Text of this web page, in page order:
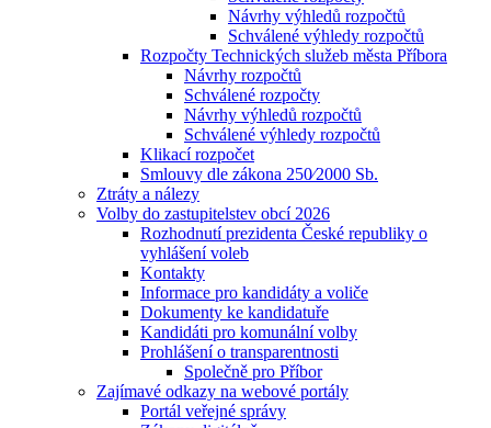
Návrhy výhledů rozpočtů
Schválené výhledy rozpočtů
Rozpočty Technických služeb města Příbora
Návrhy rozpočtů
Schválené rozpočty
Návrhy výhledů rozpočtů
Schválené výhledy rozpočtů
Klikací rozpočet
Smlouvy dle zákona 250⁄2000 Sb.
Ztráty a nálezy
Volby do zastupitelstev obcí 2026
Rozhodnutí prezidenta České republiky o
vyhlášení voleb
Kontakty
Informace pro kandidáty a voliče
Dokumenty ke kandidatuře
Kandidáti pro komunální volby
Prohlášení o transparentnosti
Společně pro Příbor
Zajímavé odkazy na webové portály
Portál veřejné správy